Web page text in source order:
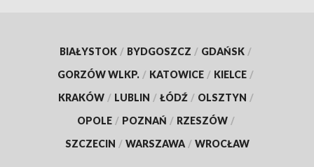
BIAŁYSTOK / BYDGOSZCZ / GDAŃSK /
GORZÓW WLKP. / KATOWICE / KIELCE /
KRAKÓW / LUBLIN / ŁÓDŹ / OLSZTYN /
OPOLE / POZNAŃ / RZESZÓW /
SZCZECIN / WARSZAWA / WROCŁAW